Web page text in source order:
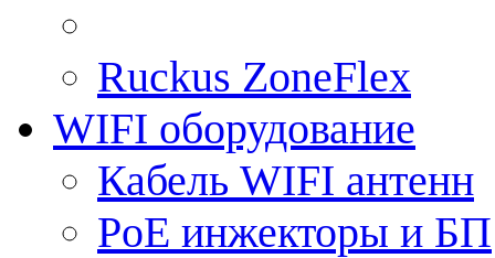
Ruckus ZoneFlex
WIFI оборудование
Кабель WIFI антенн
PoE инжекторы и БП